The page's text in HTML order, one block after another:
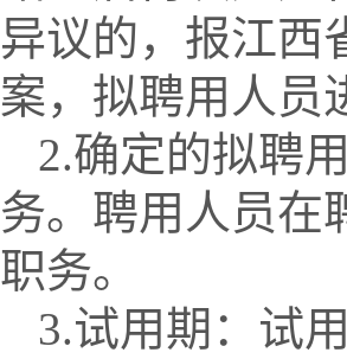
异议的，报江西
案，拟聘用人员
2.确定的拟聘
务。聘用人员在
职务。
3.试用期：试